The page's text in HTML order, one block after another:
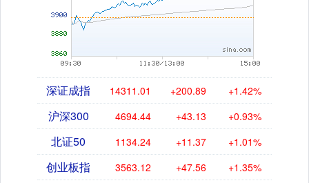
深证成指 14311.01 +200.89 +1.42%
沪深300 4694.44 +43.13 +0.93%
北证50 1134.24 +11.37 +1.01%
创业板指 3563.12 +47.56 +1.35%